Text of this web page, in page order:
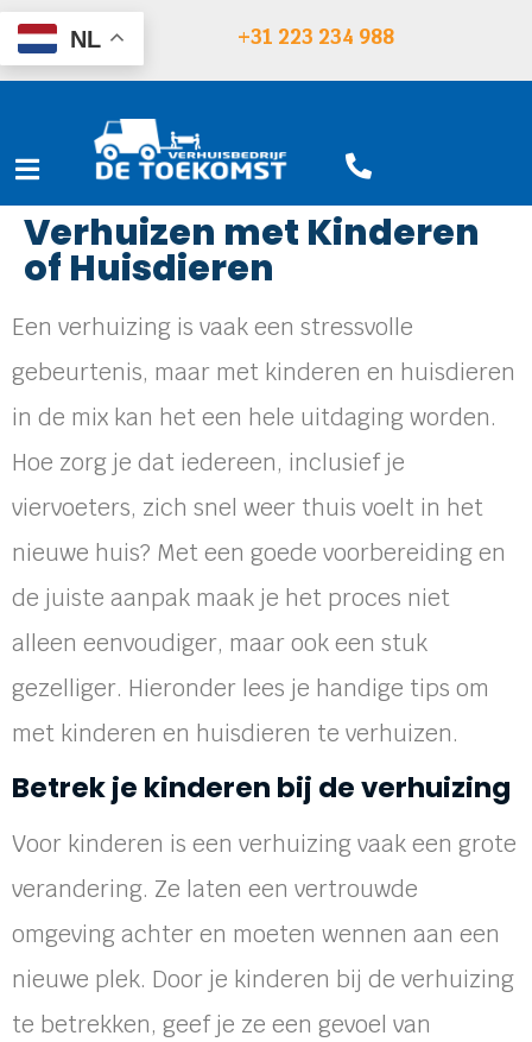
NL +31 223 234 988
Verhuizen met Kinderen
of Huisdieren
Een verhuizing is vaak een stressvolle
gebeurtenis, maar met kinderen en huisdieren
in de mix kan het een hele uitdaging worden.
Hoe zorg je dat iedereen, inclusief je
viervoeters, zich snel weer thuis voelt in het
nieuwe huis? Met een goede voorbereiding en
de juiste aanpak maak je het proces niet
alleen eenvoudiger, maar ook een stuk
gezelliger. Hieronder lees je handige tips om
met kinderen en huisdieren te verhuizen.
Betrek je kinderen bij de verhuizing
Voor kinderen is een verhuizing vaak een grote
verandering. Ze laten een vertrouwde
omgeving achter en moeten wennen aan een
nieuwe plek. Door je kinderen bij de verhuizing
te betrekken, geef je ze een gevoel van